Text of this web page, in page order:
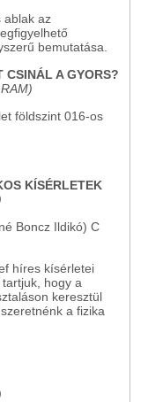
ablak az
bemutatása.
CSINÁL A GYORS?
földszint 016-os
KÍSÉRLETEK
Boncz Ildikó) C
híres kísérletei
hogy a
keresztül
a fizika